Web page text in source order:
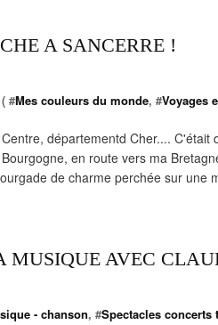
A SANCERRE !
#Mes couleurs du monde, #Voyages
départementd Cher.... C'était
en route vers ma
de charme perchée sur une
MUSIQUE AVEC
- chanson, #Spectacles concerts